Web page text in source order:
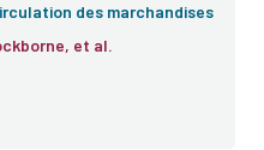
des marchandises
Jean-Éric de Cockborne, et al.